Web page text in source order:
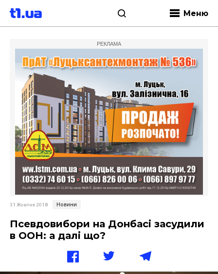
Меню
РЕКЛАМА
31 Жовтня 2018 Новини
Псевдовибори на Донбасі засудили
в ООН: а далі що?